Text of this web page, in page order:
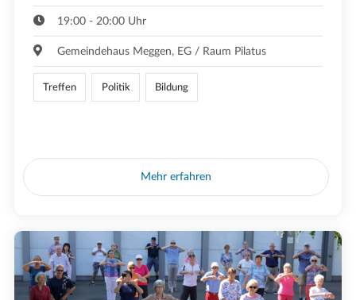
19:00 - 20:00 Uhr
Gemeindehaus Meggen, EG / Raum Pilatus
Treffen Politik Bildung
Mehr erfahren